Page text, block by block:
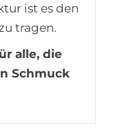
ist es den
tragen.
alle, die
Schmuck